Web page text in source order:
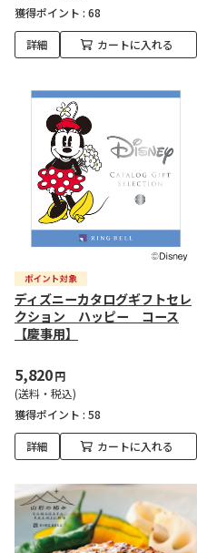
獲得ポイント : 68
詳細 カートに入れる
ディズニーカタログギフトセレ
クション ハッピー コース
【慶事用】
5,820円
(送料・税込)
獲得ポイント : 58
詳細 カートに入れる